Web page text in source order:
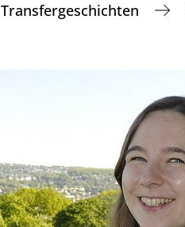
Transfergeschichten